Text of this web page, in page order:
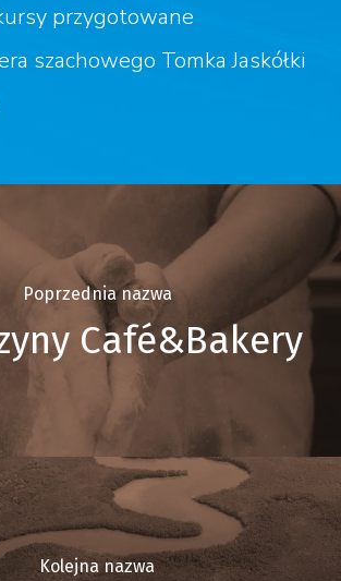
przygotowane
szachowego Tomka Jaskółki
Poprzednia nazwa
Café&Bakery
Kolejna nazwa